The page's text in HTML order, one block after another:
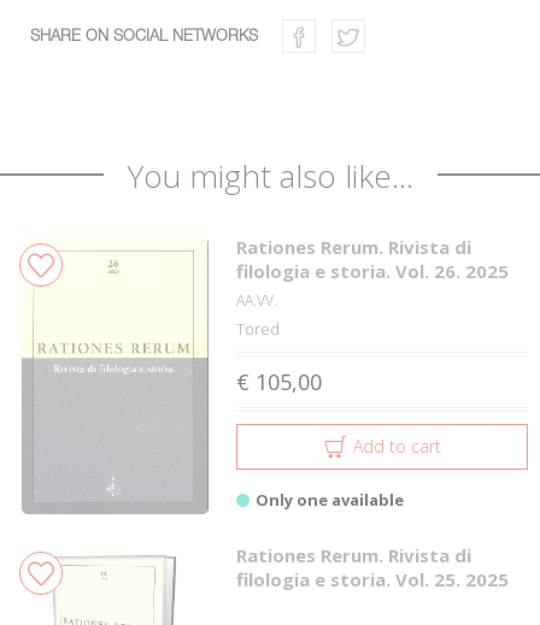
SHARE ON SOCIAL NETWORKS
You might also like...
Rationes Rerum. Rivista di
filologia e storia. Vol. 26. 2025
AA.VV.
Tored
€ 105,00
Add to cart
Only one available
Rationes Rerum. Rivista di
filologia e storia. Vol. 25. 2025